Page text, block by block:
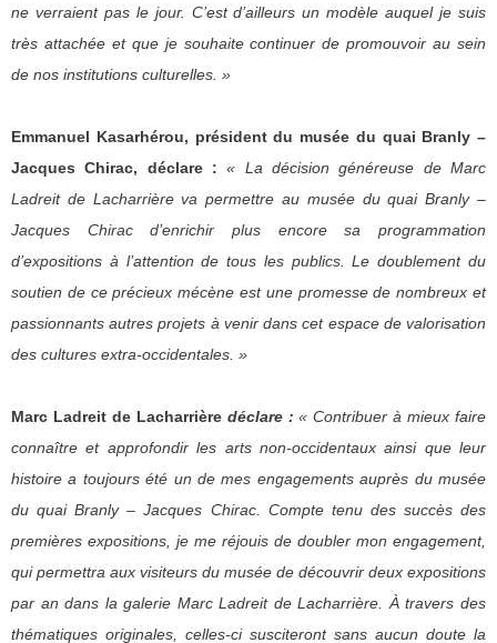
ne verraient pas le jour. C’est d’ailleurs un modèle auquel je suis
très attachée et que je souhaite continuer de promouvoir au sein
de nos institutions culturelles. »
Emmanuel Kasarhérou, président du musée du quai Branly –
Jacques Chirac, déclare :« La décision généreuse de Marc
Ladreit de Lacharrière va permettre au musée du quai Branly –
Jacques Chirac d’enrichir plus encore sa programmation
d’expositions à l’attention de tous les publics. Le doublement du
soutien de ce précieux mécène est une promesse de nombreux et
passionnants autres projets à venir dans cet espace de valorisation
des cultures extra-occidentales. »
Marc Ladreit de Lacharrière déclare :« Contribuer à mieux faire
connaître et approfondir les arts non-occidentaux ainsi que leur
histoire a toujours été un de mes engagements auprès du musée
du quai Branly – Jacques Chirac. Compte tenu des succès des
premières expositions, je me réjouis de doubler mon engagement,
qui permettra aux visiteurs du musée de découvrir deux expositions
par an dans la galerie Marc Ladreit de Lacharrière. À travers des
thématiques originales, celles-ci susciteront sans aucun doute la